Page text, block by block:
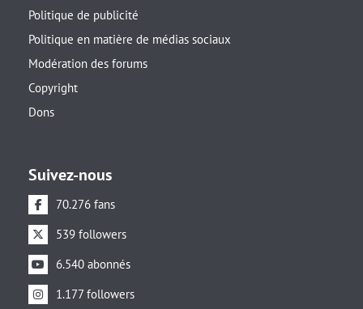
Politique de publicité
Politique en matière de médias sociaux
Modération des forums
Copyright
Dons
Suivez-nous
70.276 fans
539 followers
6.540 abonnés
1.177 followers